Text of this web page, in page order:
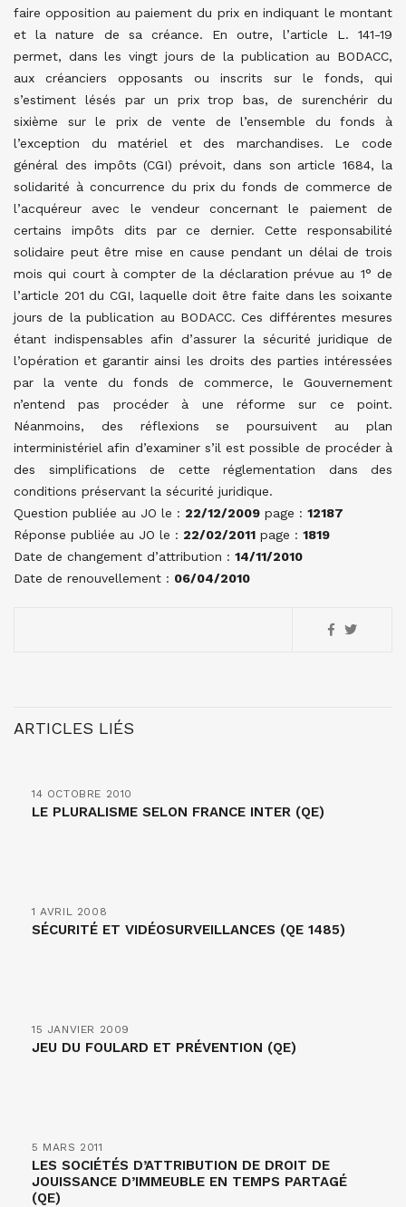
faire opposition au paiement du prix en indiquant le montant
et la nature de sa créance. En outre, l’article L. 141-19
permet, dans les vingt jours de la publication au BODACC,
aux créanciers opposants ou inscrits sur le fonds, qui
s’estiment lésés par un prix trop bas, de surenchérir du
sixième sur le prix de vente de l’ensemble du fonds à
l’exception du matériel et des marchandises. Le code
général des impôts (CGI) prévoit, dans son article 1684, la
solidarité à concurrence du prix du fonds de commerce de
l’acquéreur avec le vendeur concernant le paiement de
certains impôts dits par ce dernier. Cette responsabilité
solidaire peut être mise en cause pendant un délai de trois
mois qui court à compter de la déclaration prévue au 1° de
l’article 201 du CGI, laquelle doit être faite dans les soixante
jours de la publication au BODACC. Ces différentes mesures
étant indispensables afin d’assurer la sécurité juridique de
l’opération et garantir ainsi les droits des parties intéressées
par la vente du fonds de commerce, le Gouvernement
n’entend pas procéder à une réforme sur ce point.
Néanmoins, des réflexions se poursuivent au plan
interministériel afin d’examiner s’il est possible de procéder à
des simplifications de cette réglementation dans des
conditions préservant la sécurité juridique.
Question publiée au JO le : 22/12/2009 page : 12187
Réponse publiée au JO le : 22/02/2011 page : 1819
Date de changement d’attribution : 14/11/2010
Date de renouvellement : 06/04/2010
ARTICLES LIÉS
14 OCTOBRE 2010
LE PLURALISME SELON FRANCE INTER (QE)
1 AVRIL 2008
SÉCURITÉ ET VIDÉOSURVEILLANCES (QE 1485)
15 JANVIER 2009
JEU DU FOULARD ET PRÉVENTION (QE)
5 MARS 2011
LES SOCIÉTÉS D’ATTRIBUTION DE DROIT DE
JOUISSANCE D’IMMEUBLE EN TEMPS PARTAGÉ
(QE)